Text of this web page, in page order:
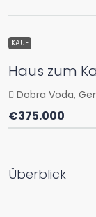
KAUF
Haus zum
Dobra Voda,
€375.000
Überblick